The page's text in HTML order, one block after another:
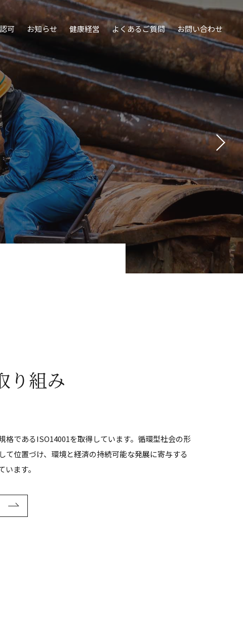
可 お知らせ 健康経営 よくあるご質問 お問い合わせ
り組み
格であるISO14001を取得しています。循環型社会の形
て位置づけ、環境と経済の持続可能な発展に寄与する
います。